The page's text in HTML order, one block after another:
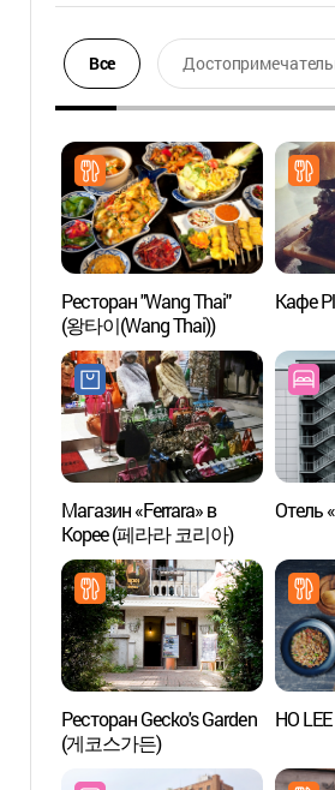
Все
Ресторан "Wang Thai"
(왕타이(Wang Thai))
Кафе
Магазин «Ferrara» в
Корее (페라라 코리아)
Отель
Ресторан Gecko's Garden
(게코스가든)
HO